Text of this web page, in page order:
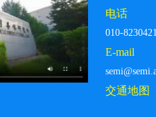
电话
010-
E-mail
交通地图